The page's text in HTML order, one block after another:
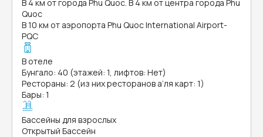
В 4 км от города Phu Quoc. В 4 км от центра города Phu
Quoc
В 10 км от аэропорта Phu Quoc International Airport-
PQC
В отеле
Бунгало: 40 (этажей: 1, лифтов: Нет)
Рестораны: 2 (из них ресторанов а’ля карт: 1)
Бары: 1
Бассейны для взрослых
Открытый Бассейн